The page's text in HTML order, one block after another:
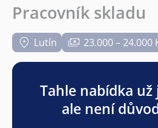
Pracovník skladu
Lutín 23.000 – 24.000
Tahle nabídka už
ale není